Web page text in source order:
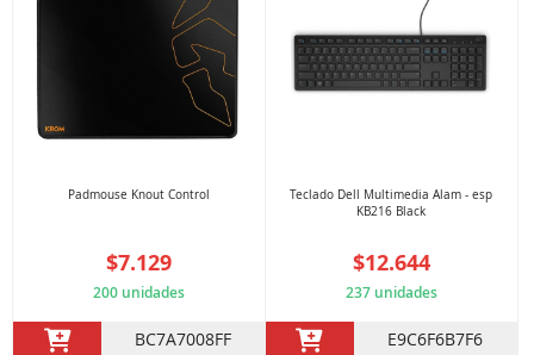
Padmouse Knout Control
$7.129
200 unidades
BC7A7008FF
Teclado Dell Multimedia Alam - esp
KB216 Black
$12.644
237 unidades
E9C6F6B7F6